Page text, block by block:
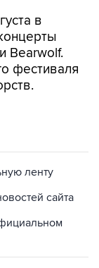
в
Bearwolf.
фестиваля
ленту
сайта